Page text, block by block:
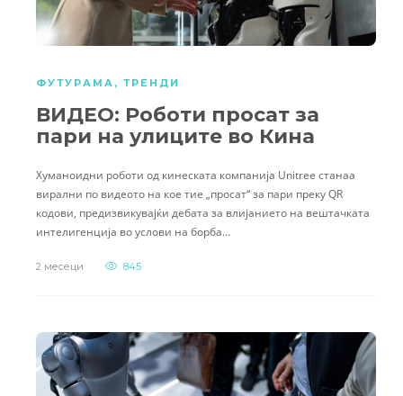
ФУТУРАМА , ТРЕНДИ
ВИДЕО: Роботи просат за
пари на улиците во Кина
Хуманоидни роботи од кинеската компанија Unitree станаа
вирални по видеото на кое тие „просат“ за пари преку QR
кодови, предизвикувајќи дебата за влијанието на вештачката
интелигенција во услови на борба…
2 месеци 845